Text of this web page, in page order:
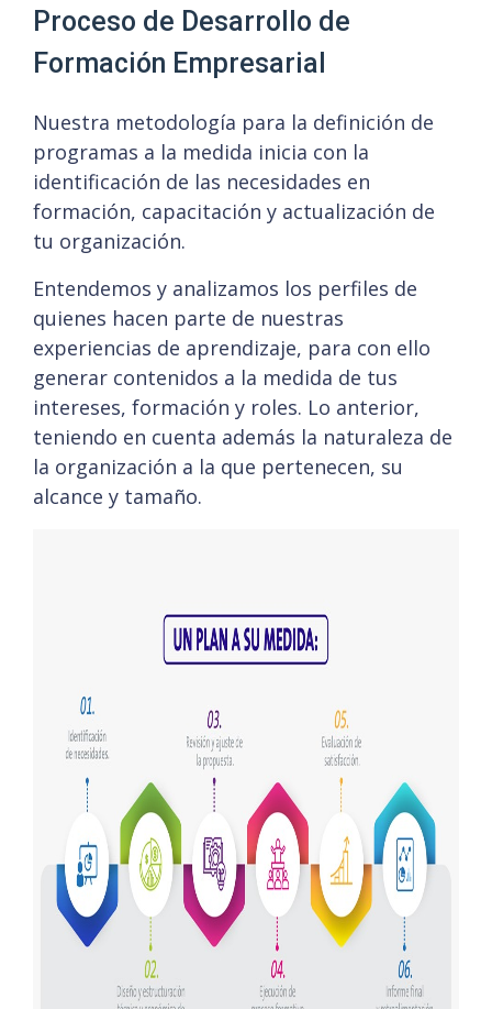
Proceso de Desarrollo de
Formación Empresarial
Nuestra metodología para la definición de
programas a la medida inicia con la
identificación de las necesidades en
formación, capacitación y actualización de
tu organización.
Entendemos y analizamos los perfiles de
quienes hacen parte de nuestras
experiencias de aprendizaje, para con ello
generar contenidos a la medida de tus
intereses, formación y roles. Lo anterior,
teniendo en cuenta además la naturaleza de
la organización a la que pertenecen, su
alcance y tamaño.